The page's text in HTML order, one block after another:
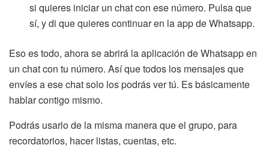
si quieres iniciar un chat con ese número. Pulsa que
sí, y di que quieres continuar en la app de Whatsapp.
Eso es todo, ahora se abrirá la aplicación de Whatsapp en
un chat con tu número. Así que todos los mensajes que
envíes a ese chat solo los podrás ver tú. Es básicamente
hablar contigo mismo.
Podrás usarlo de la misma manera que el grupo, para
recordatorios, hacer listas, cuentas, etc.